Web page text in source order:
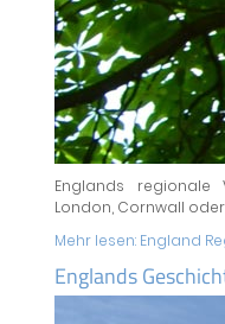
Englands regionale
London, Cornwall
Mehr lesen: England
Englands